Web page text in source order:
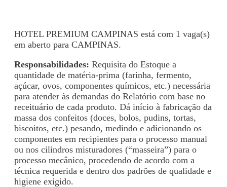
HOTEL PREMIUM CAMPINAS está com 1 vaga(s)
em aberto para CAMPINAS.
Responsabilidades: Requisita do Estoque a
quantidade de matéria-prima (farinha, fermento,
açúcar, ovos, componentes químicos, etc.) necessária
para atender às demandas do Relatório com base no
receituário de cada produto. Dá início à fabricação da
massa dos confeitos (doces, bolos, pudins, tortas,
biscoitos, etc.) pesando, medindo e adicionando os
componentes em recipientes para o processo manual
ou nos cilindros misturadores (“masseira”) para o
processo mecânico, procedendo de acordo com a
técnica requerida e dentro dos padrões de qualidade e
higiene exigido.